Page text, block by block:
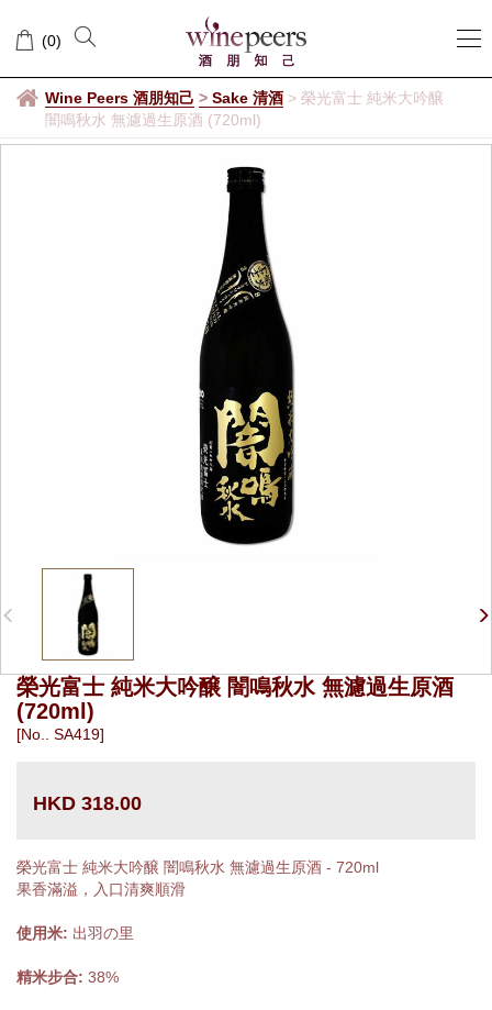
(0)
Wine Peers 酒朋知己 > Sake 清酒 > 榮光富士 純米大吟醸
闇鳴秋水 無濾過生原酒 (720ml)
榮光富士 純米大吟醸 闇鳴秋水 無濾過生原酒
(720ml)
[No.. SA419]
HKD 318.00
榮光富士 純米大吟醸 闇鳴秋水 無濾過生原酒 - 720ml
果香滿溢，入口清爽順滑
使用米: 出羽の里
精米步合: 38%